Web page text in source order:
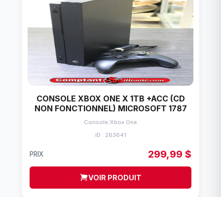
CONSOLE XBOX ONE X 1TB +ACC (CD
NON FONCTIONNEL) MICROSOFT 1787
Console/Xbox One
ID : 263641
PRIX 299,99 $
VOIR PRODUIT